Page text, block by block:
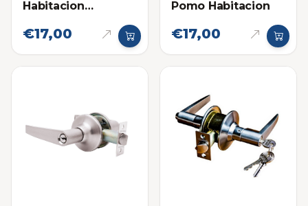
Habitacion
€17,00
Pomo Habitacion
€17,00